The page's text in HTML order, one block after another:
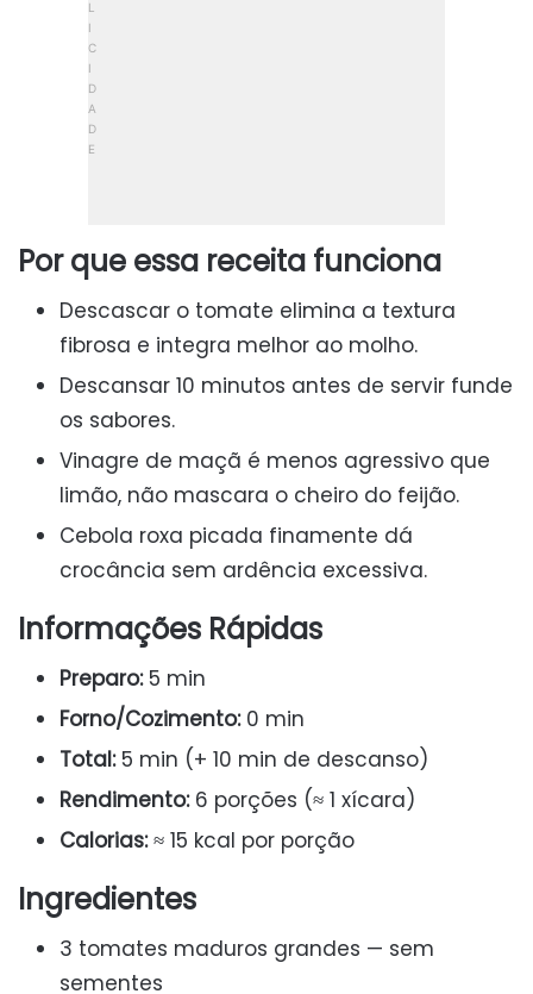
Por que essa receita funciona
Descascar o tomate elimina a textura
fibrosa e integra melhor ao molho.
Descansar 10 minutos antes de servir funde
os sabores.
Vinagre de maçã é menos agressivo que
limão, não mascara o cheiro do feijão.
Cebola roxa picada finamente dá
crocância sem ardência excessiva.
Informações Rápidas
Preparo:5 min
Forno/Cozimento:0 min
Total:5 min (+ 10 min de descanso)
Rendimento:6 porções (≈ 1 xícara)
Calorias:≈ 15 kcal por porção
Ingredientes
3 tomates maduros grandes — sem
sementes